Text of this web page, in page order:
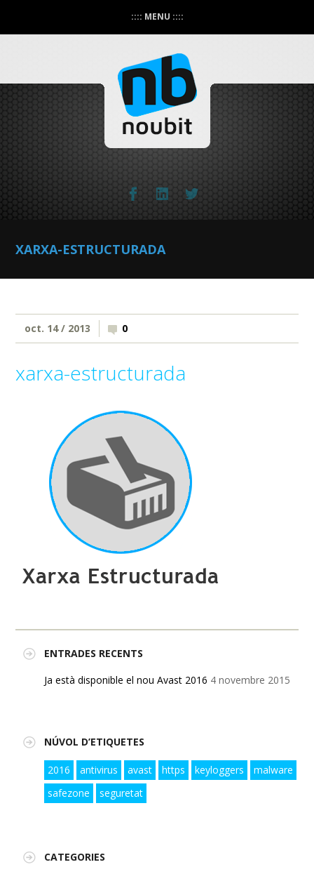
:::: MENU ::::
XARXA-ESTRUCTURADA
oct. 14 / 2013 0
xarxa-estructurada
ENTRADES RECENTS
Ja està disponible el nou Avast 2016 4 novembre 2015
NÚVOL D’ETIQUETES
2016 antivirus avast https keyloggers
malware
safezone
seguretat
CATEGORIES